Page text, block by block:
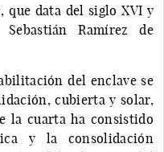
data del siglo XVI y
Ramírez de
del enclave se
cubierta y solar,
la cuarta ha consistido
y la consolidación